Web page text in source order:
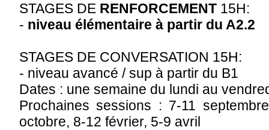
STAGES DE RENFORCEMENT 15H:
- niveau élémentaire à partir du A2.2
STAGES DE CONVERSATION 15H:
- niveau avancé / sup à partir du B1
Dates : une semaine du lundi au
Prochaines sessions : 7-11
octobre, 8-12 février, 5-9 avril